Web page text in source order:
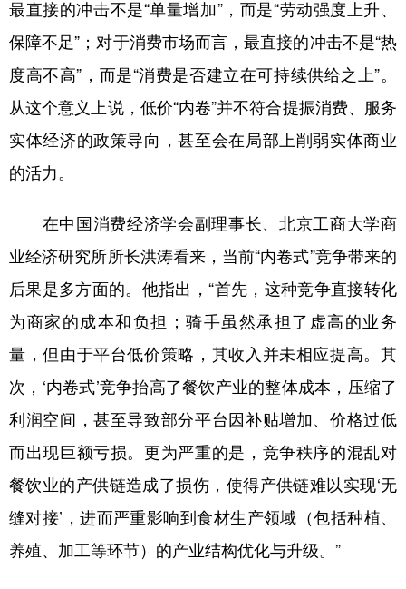
最直接的冲击不是“单量增加”，而是“劳动强度上升、
保障不足”；对于消费市场而言，最直接的冲击不是“热
度高不高”，而是“消费是否建立在可持续供给之上”。
从这个意义上说，低价“内卷”并不符合提振消费、服务
实体经济的政策导向，甚至会在局部上削弱实体商业
的活力。
在中国消费经济学会副理事长、北京工商大学商
业经济研究所所长洪涛看来，当前“内卷式”竞争带来的
后果是多方面的。他指出，“首先，这种竞争直接转化
为商家的成本和负担；骑手虽然承担了虚高的业务
量，但由于平台低价策略，其收入并未相应提高。其
次，‘内卷式’竞争抬高了餐饮产业的整体成本，压缩了
利润空间，甚至导致部分平台因补贴增加、价格过低
而出现巨额亏损。更为严重的是，竞争秩序的混乱对
餐饮业的产供链造成了损伤，使得产供链难以实现‘无
缝对接’，进而严重影响到食材生产领域（包括种植、
养殖、加工等环节）的产业结构优化与升级。”